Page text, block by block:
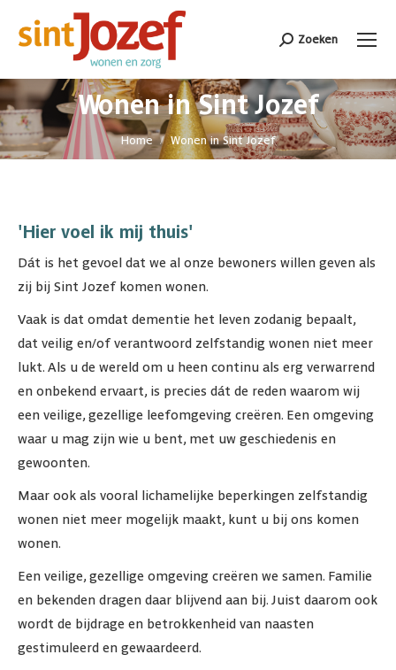
Search:
Zoeken
Wonen in Sint Jozef
Je bent hier:
Home Wonen in Sint Jozef
'Hier voel ik mij thuis'
Dát is het gevoel dat we al onze bewoners willen geven als
zij bij Sint Jozef komen wonen.
Vaak is dat omdat dementie het leven zodanig bepaalt,
dat veilig en/of verantwoord zelfstandig wonen niet meer
lukt. Als u de wereld om u heen continu als erg verwarrend
en onbekend ervaart, is precies dát de reden waarom wij
een veilige, gezellige leefomgeving creëren. Een omgeving
waar u mag zijn wie u bent, met uw geschiedenis en
gewoonten.
Maar ook als vooral lichamelijke beperkingen zelfstandig
wonen niet meer mogelijk maakt, kunt u bij ons komen
wonen.
Een veilige, gezellige omgeving creëren we samen. Familie
en bekenden dragen daar blijvend aan bij. Juist daarom ook
wordt de bijdrage en betrokkenheid van naasten
gestimuleerd en gewaardeerd.